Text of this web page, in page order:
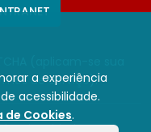
a experiência
acessibilidade.
de Cookies.
(aplicam-se sua
de Serviço).